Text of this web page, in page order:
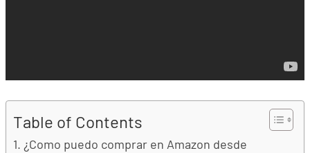
Table of Contents
¿Como puedo comprar en Amazon desde